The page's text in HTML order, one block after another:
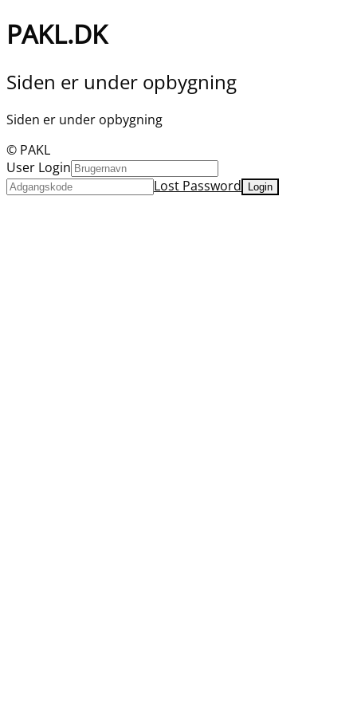
PAKL.DK
Siden er under opbygning
Siden er under opbygning
© PAKL
User Login
Lost Password